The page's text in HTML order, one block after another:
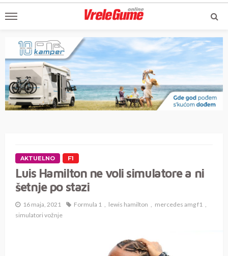
AKTUELNO F1
Luis Hamilton ne voli simulatore a ni
šetnje po stazi
16 maja, 2021 Formula 1 lewis hamilton
mercedes amg f1
simulatori vožnje